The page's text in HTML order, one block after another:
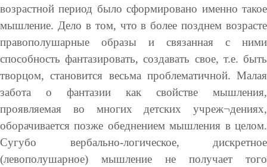
возрастной период было сформировано именно такое
мышление. Дело в том, что в более позднем возрасте
правополушарные образы и связанная с ними
способность фантазировать, создавать свое, т.е. быть
творцом, становится весьма проблематичной. Малая
забота о фантазии как свойстве мышления,
проявляемая во многих детских учреж¬дениях,
оборачивается позже обеднением мышления в целом.
Сугубо вербально-логическое, дискретное
(левополушарное) мышление не получает того